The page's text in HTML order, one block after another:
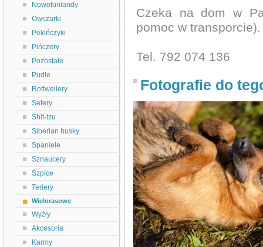
Nowofunlandy
Owczarki
Pekińczyki
Pińczery
Pozostałe
Pudle
Rottweilery
Setery
Shit-tzu
Siberian husky
Spaniele
Sznaucery
Szpice
Teriery
Wielorasowe
Wyżły
Akcesoria
Karmy
Czeka na dom w
pomoc w transporcie).
Tel. 792 074 136
Fotografie do